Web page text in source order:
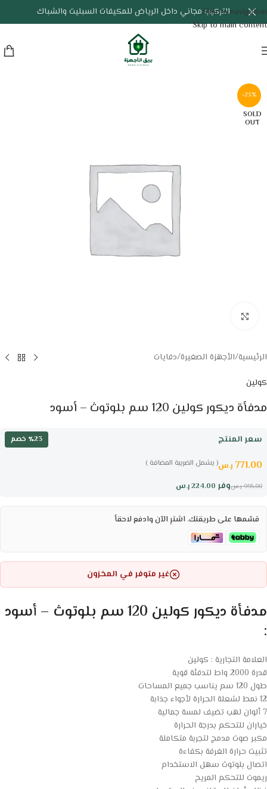
Skip to navigation
Skip to main content
التركيب مجاني داخل الرياض للمكيفات السبليت والشباك
-23%
SOLD
OUT
الرئيسية/الأجهزة الصغيرة/دفايات
كولين
مدفأة ديكور كولين 120 سم بلوتوث – أسود
سعر المنتج ٪23 خصم
( يشمل الضريبة المضافة ) 771.00 ر.س
وفر 224.00ر.س 995.00 ر.س
قسّمها على طريقتك. اشترِ الآن وادفع لاحقاً
غير متوفر في المخزون
مدفأة ديكور كولين 120 سم بلوتوث – أسود
:
العلامة التجارية : كولين
قدرة 2000 واط لتدفئة قوية
طول 120 سم يناسب جميع المساحات
12 نمط لشعلة الحرارة لأجواء جذابة
7 ألوان لهب تضيف لمسة جمالية
خياران للتحكم بدرجة الحرارة
مكبر صوت مدمج لتجربة متكاملة
تثبيت حرارة الغرفة بكفاءة
اتصال بلوتوث سهل الاستخدام
ريموت للتحكم المريح